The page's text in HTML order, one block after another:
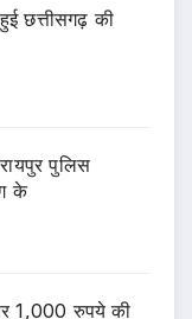
छत्तीसगढ़ की
पुलिस
के
1,000 रुपये की